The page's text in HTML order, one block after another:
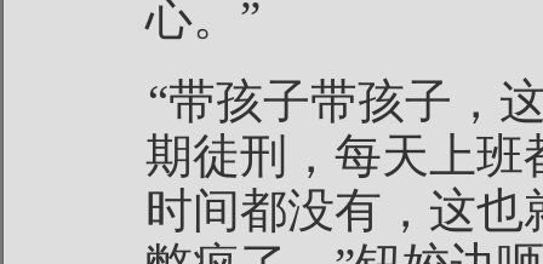
心。”
“带孩子带孩子，
期徒刑，每天上班
时间都没有，这